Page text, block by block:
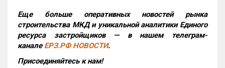
Еще больше оперативных новостей рынка
строительства МКД и уникальной аналитики Единого
ресурса застройщиков — в нашем телеграм-
канале ЕРЗ.РФ НОВОСТИ.
Присоединяйтесь к нам!